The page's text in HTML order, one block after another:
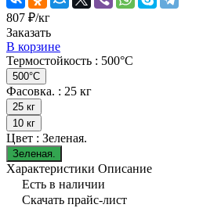
807 ₽/кг
Заказать
В корзине
Термостойкость : 500°C
500°C
Фасовка. : 25 кг
25 кг
10 кг
Цвет : Зеленая.
Зеленая.
Характеристики Описание
Есть в наличии
Скачать прайс-лист